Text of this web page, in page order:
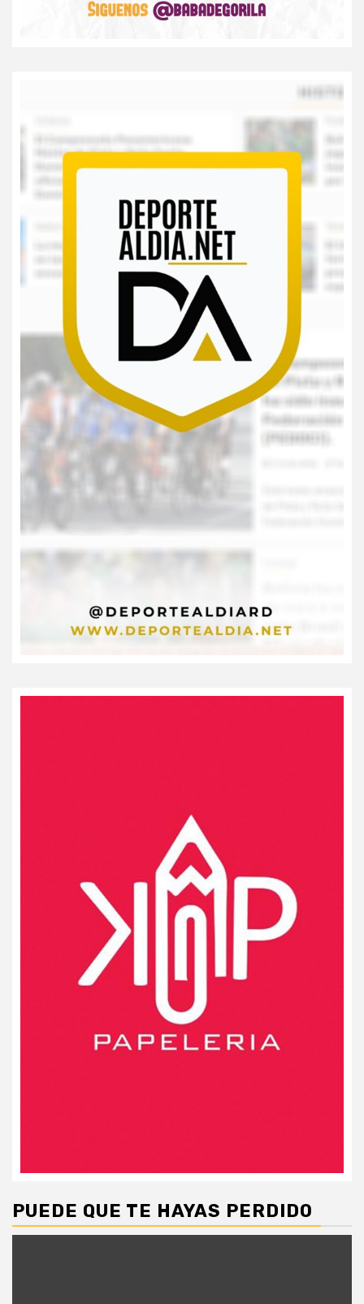
PUEDE QUE TE HAYAS PERDIDO